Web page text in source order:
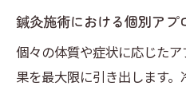
鍼灸施術における個別アプ
個々の体質や症状に応じた
果を最大限に引き出します